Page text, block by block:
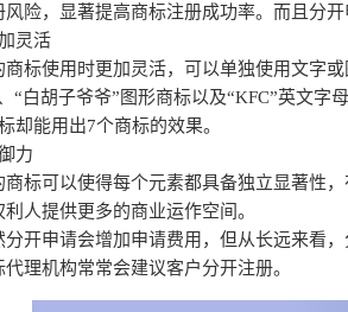
险，显著提高商标注册成功率。而且分
灵活
商标使用时更加灵活，可以单独使用文字
“白胡子爷爷”图形商标以及“KFC”英文
却能用出7个商标的效果。
力
商标可以使得每个元素都具备独立显著性
人提供更多的商业运作空间。
分开申请会增加申请费用，但从长远来看
理机构常常会建议客户分开注册。